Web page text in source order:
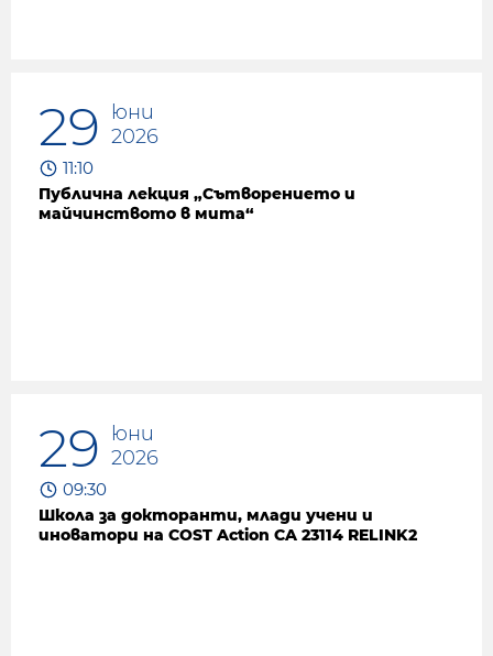
29
юни
2026
11:10
Публична лекция „Сътворението и
майчинството в мита“
29
юни
2026
09:30
Школа за докторанти, млади учени и
иноватори на COST Action CA 23114 RELINK2